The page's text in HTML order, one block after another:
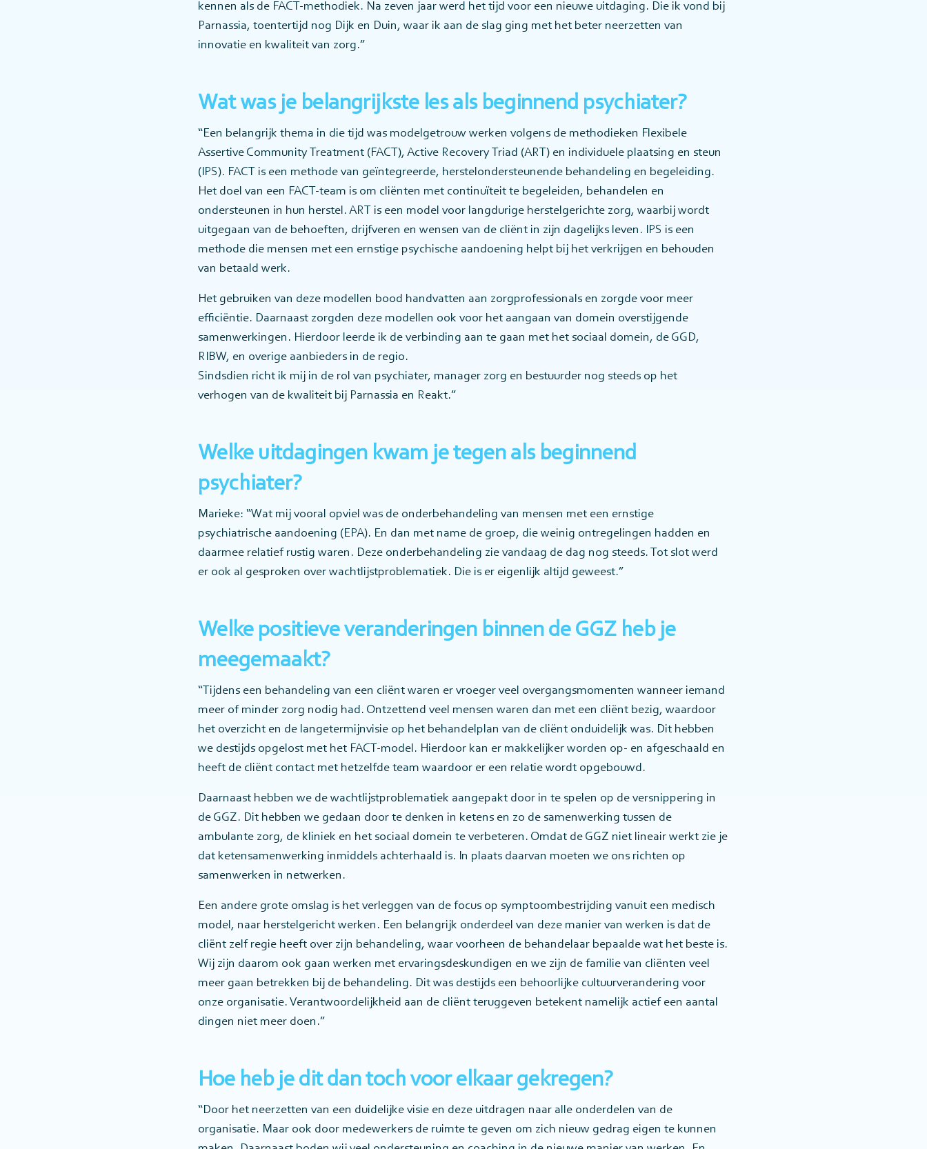
kennen als de FACT-methodiek. Na zeven jaar werd het tijd voor een nieuwe uitdaging. Die ik vond bij
Parnassia, toentertijd nog Dijk en Duin, waar ik aan de slag ging met het beter neerzetten van
innovatie en kwaliteit van zorg.”
Wat was je belangrijkste les als beginnend psychiater?
“Een belangrijk thema in die tijd was modelgetrouw werken volgens de methodieken Flexibele
Assertive Community Treatment (FACT), Active Recovery Triad (ART) en individuele plaatsing en steun
(IPS). FACT is een methode van geïntegreerde, herstelondersteunende behandeling en begeleiding.
Het doel van een FACT-team is om cliënten met continuïteit te begeleiden, behandelen en
ondersteunen in hun herstel. ART is een model voor langdurige herstelgerichte zorg, waarbij wordt
uitgegaan van de behoeften, drijfveren en wensen van de cliënt in zijn dagelijks leven. IPS is een
methode die mensen met een ernstige psychische aandoening helpt bij het verkrijgen en behouden
van betaald werk.
Het gebruiken van deze modellen bood handvatten aan zorgprofessionals en zorgde voor meer
efficiëntie. Daarnaast zorgden deze modellen ook voor het aangaan van domein overstijgende
samenwerkingen. Hierdoor leerde ik de verbinding aan te gaan met het sociaal domein, de GGD,
RIBW, en overige aanbieders in de regio.
Sindsdien richt ik mij in de rol van psychiater, manager zorg en bestuurder nog steeds op het
verhogen van de kwaliteit bij Parnassia en Reakt.”
Welke uitdagingen kwam je tegen als beginnend
psychiater?
Marieke: “Wat mij vooral opviel was de onderbehandeling van mensen met een ernstige
psychiatrische aandoening (EPA). En dan met name de groep, die weinig ontregelingen hadden en
daarmee relatief rustig waren. Deze onderbehandeling zie vandaag de dag nog steeds. Tot slot werd
er ook al gesproken over wachtlijstproblematiek. Die is er eigenlijk altijd geweest.”
Welke positieve veranderingen binnen de GGZ heb je
meegemaakt?
“Tijdens een behandeling van een cliënt waren er vroeger veel overgangsmomenten wanneer iemand
meer of minder zorg nodig had. Ontzettend veel mensen waren dan met een cliënt bezig, waardoor
het overzicht en de langetermijnvisie op het behandelplan van de cliënt onduidelijk was. Dit hebben
we destijds opgelost met het FACT-model. Hierdoor kan er makkelijker worden op- en afgeschaald en
heeft de cliënt contact met hetzelfde team waardoor er een relatie wordt opgebouwd.
Daarnaast hebben we de wachtlijstproblematiek aangepakt door in te spelen op de versnippering in
de GGZ. Dit hebben we gedaan door te denken in ketens en zo de samenwerking tussen de
ambulante zorg, de kliniek en het sociaal domein te verbeteren. Omdat de GGZ niet lineair werkt zie je
dat ketensamenwerking inmiddels achterhaald is. In plaats daarvan moeten we ons richten op
samenwerken in netwerken.
Een andere grote omslag is het verleggen van de focus op symptoombestrijding vanuit een medisch
model, naar herstelgericht werken. Een belangrijk onderdeel van deze manier van werken is dat de
cliënt zelf regie heeft over zijn behandeling, waar voorheen de behandelaar bepaalde wat het beste is.
Wij zijn daarom ook gaan werken met ervaringsdeskundigen en we zijn de familie van cliënten veel
meer gaan betrekken bij de behandeling. Dit was destijds een behoorlijke cultuurverandering voor
onze organisatie. Verantwoordelijkheid aan de cliënt teruggeven betekent namelijk actief een aantal
dingen niet meer doen.”
Hoe heb je dit dan toch voor elkaar gekregen?
“Door het neerzetten van een duidelijke visie en deze uitdragen naar alle onderdelen van de
organisatie. Maar ook door medewerkers de ruimte te geven om zich nieuw gedrag eigen te kunnen